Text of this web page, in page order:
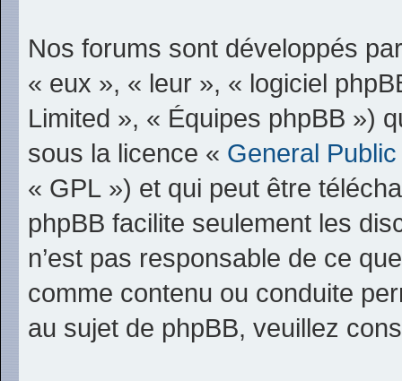
Nos forums sont développés
« eux », « leur », « logiciel
Limited », « Équipes phpBB »)
sous la licence « General
« GPL ») et qui peut être
phpBB facilite seulement les
n’est pas responsable de ce
comme contenu ou conduite
au sujet de phpBB, veuillez